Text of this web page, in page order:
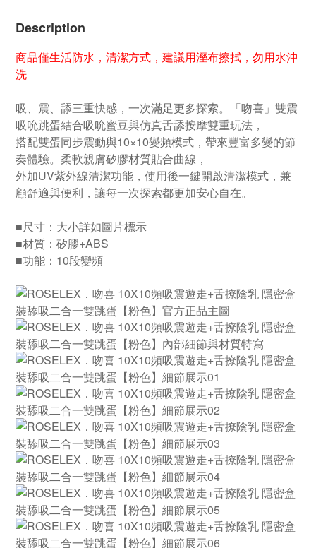
Description
商品僅生活防水，清潔方式，建議用溼布擦拭，勿用水沖
洗
吸、震、舔三重快感，一次滿足更多探索。「吻喜」雙震
吸吮跳蛋結合吸吮蜜豆與仿真舌舔按摩雙重玩法，
搭配雙蛋同步震動與10×10變頻模式，帶來豐富多變的節
奏體驗。柔軟親膚矽膠材質貼合曲線，
外加UV紫外線清潔功能，使用後一鍵開啟清潔模式，兼
顧舒適與便利，讓每一次探索都更加安心自在。
■尺寸：大小詳如圖片標示
■材質：矽膠+ABS
■功能：10段變頻